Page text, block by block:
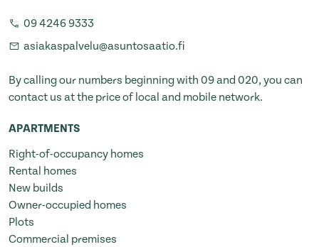
09 4246 9333
asiakaspalvelu@asuntosaatio.fi
By calling our numbers beginning with 09 and 020, you can
contact us at the price of local and mobile network.
APARTMENTS
Right-of-occupancy homes
Rental homes
New builds
Owner-occupied homes
Plots
Commercial premises